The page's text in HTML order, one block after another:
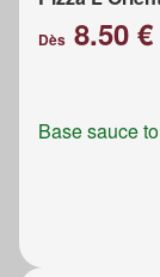
Dès 8.50 €
Base sauce